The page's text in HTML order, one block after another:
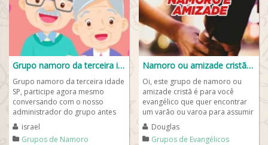
Grupo namoro da terceira idade SP
Grupo namoro da terceira idade
SP, participe agora mesmo
conversando com o nosso
administrador do grupo antes
de entrar. Basta ter o aplicativo
do whatsapp...
israel
Grupos de Namoro
Namoro ou amizade cristã❤️📖
Oi, este grupo de namoro ou
amizade cristã é para você
evangélico que quer encontrar
um varão ou varoa para assumir
um namoro cristão. Fale a
vontade e...
Douglas
Grupos de Evangélicos